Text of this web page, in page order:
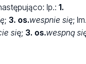
lp.:1.
; 3. os.wespnie się;
się; 3. os.wespną